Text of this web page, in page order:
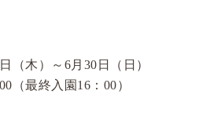
（木）～6月30日（日）
（最終入園16：00）